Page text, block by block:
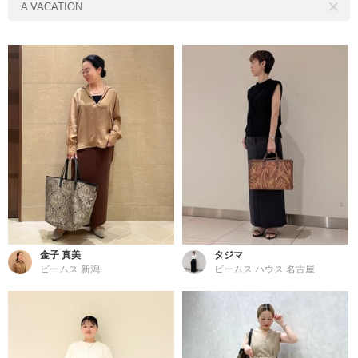
A VACATION
金子 真美
ビームス 新潟
タジマ
ビームス ハウス 名古屋